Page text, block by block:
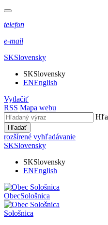
telefon
e-mail
SKSlovensky
SKSlovensky
ENEnglish
Vytlačiť
RSS Mapa webu
Hľadať
rozšírené vyhľadávanie
SKSlovensky
SKSlovensky
ENEnglish
ObecSološnica
Sološnica